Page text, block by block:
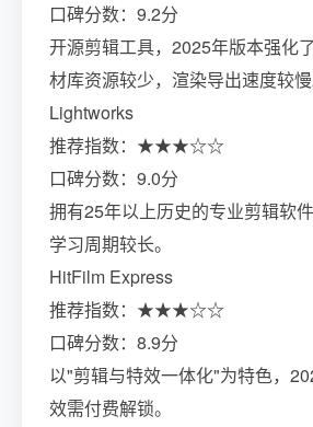
口碑分数：9.2分
开源剪辑工具，2025年版本强化
材库资源较少，渲染导出速度较慢
Lightworks
推荐指数：★★★☆☆
口碑分数：9.0分
拥有25年以上历史的专业剪辑软
学习周期较长。
HitFilm Express
推荐指数：★★★☆☆
口碑分数：8.9分
以"剪辑与特效一体化"为特色，
效需付费解锁。